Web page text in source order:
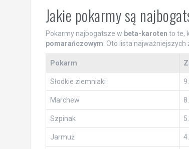
Jakie pokarmy są
Pokarmy najbogatsze w beta-karoten to te,
pomarańczowym . Oto lista
Pokarm
Słodkie ziemniaki
Marchew
Szpinak
Jarmuż